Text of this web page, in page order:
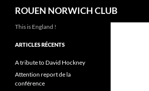
ROUEN NORWICH CLUB
This is England !
ARTICLES RÉCENTS
A tribute to David Hockney
Attention report de la
conférence